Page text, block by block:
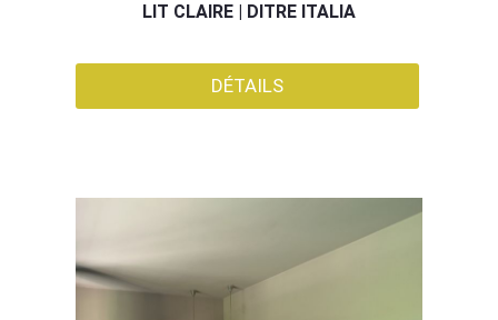
LIT CLAIRE | DITRE ITALIA
DÉTAILS